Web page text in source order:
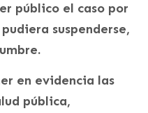
público el caso por
suspenderse,
en evidencia las
pública,